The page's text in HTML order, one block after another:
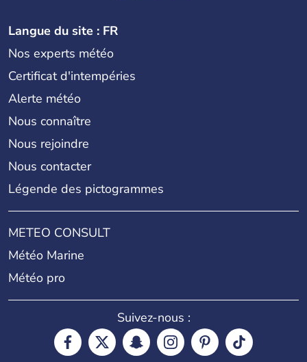
Langue du site : FR
Nos experts météo
Certificat d'intempéries
Alerte météo
Nous connaître
Nous rejoindre
Nous contacter
Légende des pictogrammes
METEO CONSULT
Météo Marine
Météo pro
Suivez-nous :